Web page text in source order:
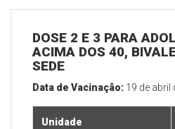
DOSE 2 E 3 PARA
ACIMA DOS 40,
SEDE
Data de Vacinação: 19 de abril
Unidade